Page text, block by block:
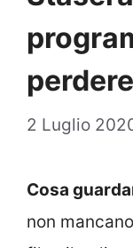
perdere
2 Luglio
Cosa
non